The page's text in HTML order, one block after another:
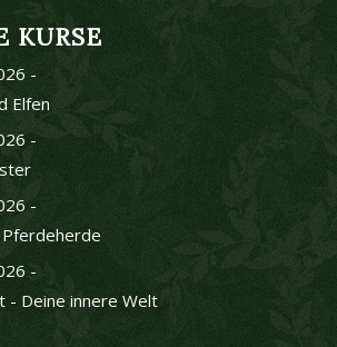
KURSE
-
Elfen
-
-
Pferdeherde
-
- Deine innere Welt